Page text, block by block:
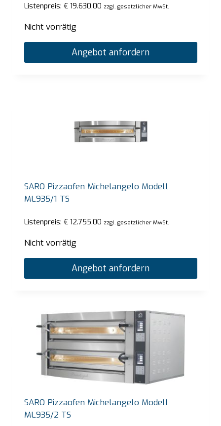
Listenpreis: €19.630,00 zzgl. gesetzlicher MwSt.
Nicht vorrätig
Angebot anfordern
SARO Pizzaofen Michelangelo Modell
ML935/1 TS
Listenpreis: €12.755,00 zzgl. gesetzlicher MwSt.
Nicht vorrätig
Angebot anfordern
SARO Pizzaofen Michelangelo Modell
ML935/2 TS